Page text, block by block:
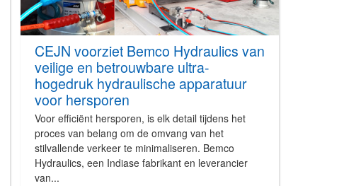
CEJN voorziet Bemco Hydraulics van
veilige en betrouwbare ultra-
hogedruk hydraulische apparatuur
voor hersporen
Voor efficiënt hersporen, is elk detail tijdens het
proces van belang om de omvang van het
stilvallende verkeer te minimaliseren. Bemco
Hydraulics, een Indiase fabrikant en leverancier
van...